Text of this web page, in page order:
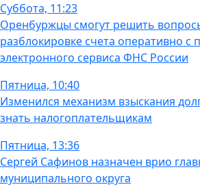
Суббота, 11:23
Оренбуржцы смогут решить
разблокировке счета оперативно
электронного сервиса ФНС России
Пятница, 10:40
Изменился механизм взыскания
знать налогоплательщикам
Пятница, 13:36
Сергей Сафинов назначен врио
муниципального округа